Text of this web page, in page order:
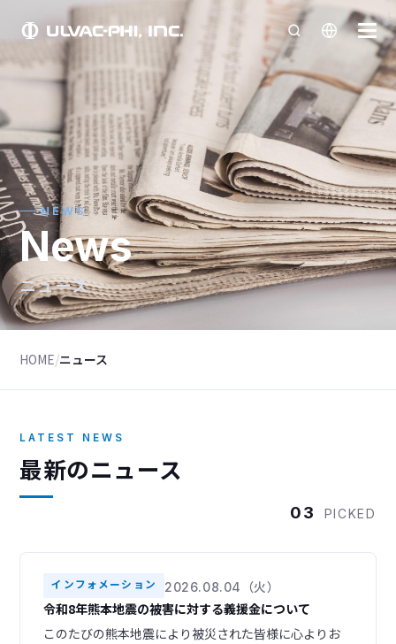
NEWS
News
ニュース
HOME/ニュース
LATEST NEWS
最新のニュース
03 PICKED
インフォメーション 2026.08.04（火）
令和8年熊本地震の被害に対する義援金について
このたびの熊本地震により被災された皆様に心よりお